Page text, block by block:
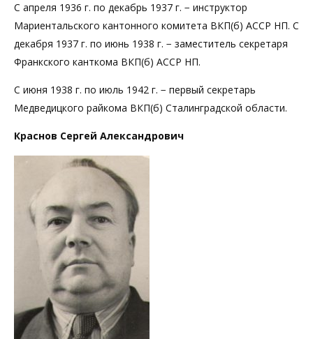
С апреля 1936 г. по декабрь 1937 г. − инструктор
Мариентальского кантонного комитета ВКП(б) АССР НП. С
декабря 1937 г. по июнь 1938 г. − заместитель секретаря
Франкского канткома ВКП(б) АССР НП.
С июня 1938 г. по июль 1942 г. − первый секретарь
Медведицкого райкома ВКП(б) Сталинградской области.
Краснов Сергей Александрович